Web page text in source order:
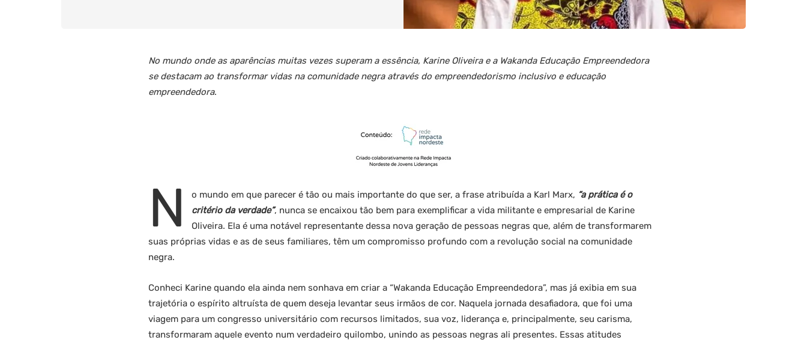
No mundo onde as aparências muitas vezes superam a essência, Karine Oliveira e a Wakanda Educação Empreendedora
se destacam ao transformar vidas na comunidade negra através do empreendedorismo inclusivo e educação
empreendedora.
N o mundo em que parecer é tão ou mais importante do que ser, a frase atribuída a Karl Marx, “a prática é o
critério da verdade”, nunca se encaixou tão bem para exemplificar a vida militante e empresarial de Karine
Oliveira. Ela é uma notável representante dessa nova geração de pessoas negras que, além de transformarem
suas próprias vidas e as de seus familiares, têm um compromisso profundo com a revolução social na comunidade
negra.
Conheci Karine quando ela ainda nem sonhava em criar a “Wakanda Educação Empreendedora”, mas já exibia em sua
trajetória o espírito altruísta de quem deseja levantar seus irmãos de cor. Naquela jornada desafiadora, que foi uma
viagem para um congresso universitário com recursos limitados, sua voz, liderança e, principalmente, seu carisma,
transformaram aquele evento num verdadeiro quilombo, unindo as pessoas negras ali presentes. Essas atitudes